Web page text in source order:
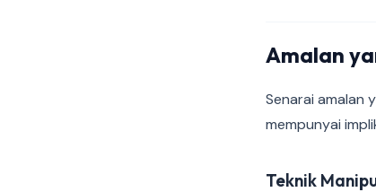
Amalan
Senarai amalan
mempunyai
Teknik